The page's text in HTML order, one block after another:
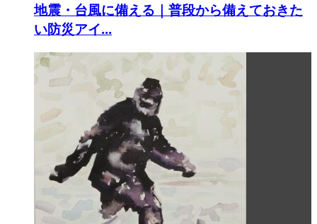
地震・台風に備える｜普段から備えておきた
い防災アイ...